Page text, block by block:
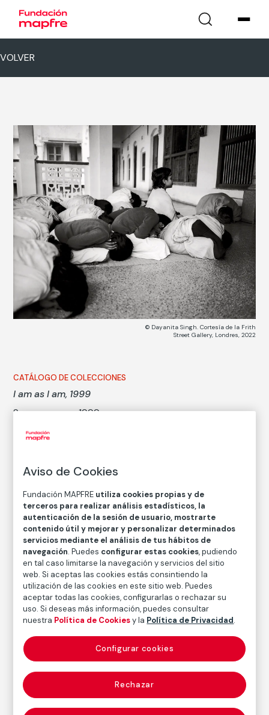
VOLVER
© Dayanita Singh. Cortesía de la Frith
Street Gallery, Londres, 2022
CATÁLOGO DE COLECCIONES
I am as I am, 1999
Soy como soy, 1999
Dayanita Singh
Técnica
plata
Medidas
Medidas mancha: 60,7 × 76,2 cm
Medidas papel: 73,5 × 88 cm
Inventario
FM000874
Fecha
1999
Autor
Dayanita Singh
Nacimiento: Nueva Delhi (India), 1961
Aviso de Cookies
Fundación MAPFRE utiliza cookies propias y de
terceros para realizar análisis estadísticos, la
autenticación de la sesión de usuario, mostrarte
contenido útil y mejorar y personalizar determinados
servicios mediante el análisis de tus hábitos de
navegación. Puedes configurar estas cookies, pudiendo
en tal caso limitarse la navegación y servicios del sitio
web. Si aceptas las cookies estás consintiendo la
utilización de las cookies en este sitio web. Puedes
aceptar todas las cookies, configurarlas o rechazar su
uso. Si deseas más información, puedes consultar
nuestra Política de Cookiesy la Política de Privacidad.
Rechazar
Configurar cookies